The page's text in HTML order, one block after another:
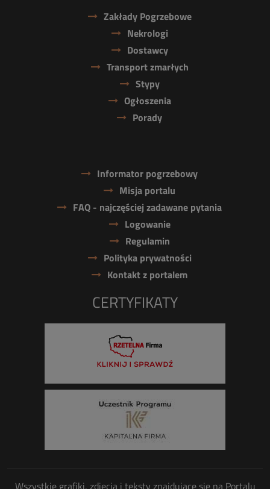
Zakłady Pogrzebowe
Nekrologi
Dostawcy
Transport zmarłych
Stypy
Ogłoszenia
Porady
Informator pogrzebowy
Misja portalu
FAQ - najczęściej zadawane pytania
Logowanie
Regulamin
Polityka prywatności
Kontakt z portalem
CERTYFIKATY
Wszystkie grafiki, zdjęcia i teksty znajdujące się na Portalu